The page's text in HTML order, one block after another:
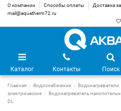
О компании Способы оплаты Доставка
mail@aquatherm72.ru
Каталог Контакты Поиск
Главная Водоснабжение Водонагреватели
электрические
Водонагреватель
DL